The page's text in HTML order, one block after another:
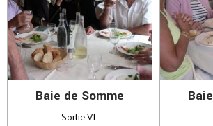
Baie de Somme
Sortie VL